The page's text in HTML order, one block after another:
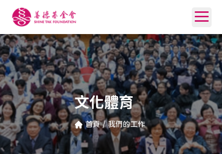
文化體育
首頁 / 我們的工作